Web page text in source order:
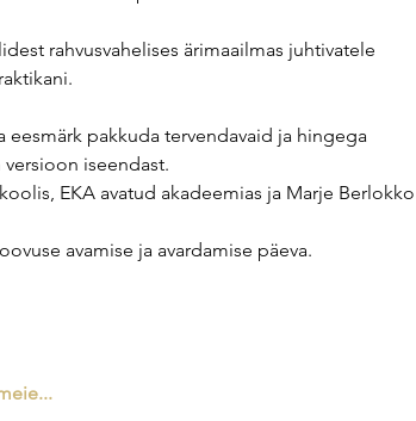
rahvusvahelises ärimaailmas juhtivatele
pakkuda tervendavaid ja hingega
iseendast.
EKA avatud akadeemias ja Marje Berlokko
avamise ja avardamise päeva.
...